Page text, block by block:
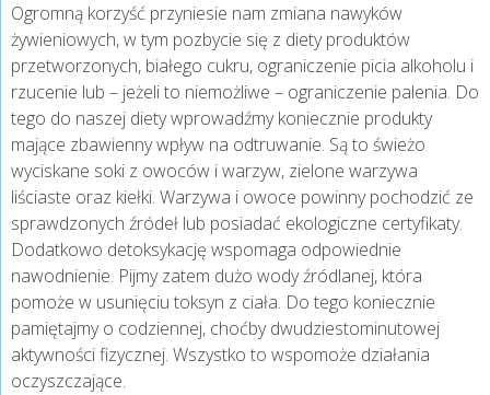
Ogromną korzyść przyniesie nam zmiana nawyków
żywieniowych, w tym pozbycie się z diety produktów
przetworzonych, białego cukru, ograniczenie picia alkoholu i
rzucenie lub – jeżeli to niemożliwe – ograniczenie palenia. Do
tego do naszej diety wprowadźmy koniecznie produkty
mające zbawienny wpływ na odtruwanie. Są to świeżo
wyciskane soki z owoców i warzyw, zielone warzywa
liściaste oraz kiełki. Warzywa i owoce powinny pochodzić ze
sprawdzonych źródeł lub posiadać ekologiczne certyfikaty.
Dodatkowo detoksykację wspomaga odpowiednie
nawodnienie. Pijmy zatem dużo wody źródlanej, która
pomoże w usunięciu toksyn z ciała. Do tego koniecznie
pamiętajmy o codziennej, choćby dwudziestominutowej
aktywności fizycznej. Wszystko to wspomoże działania
oczyszczające.